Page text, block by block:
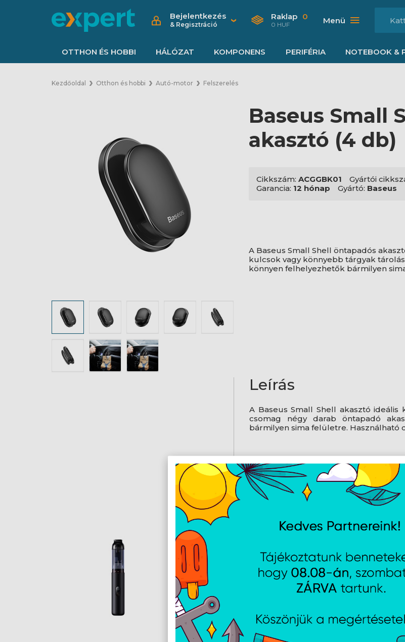
Bejelentkezés
& Regisztráció
Raklap 0
0 HUF Menü
OTTHON ÉS HOBBI HÁLÓZAT KOMPONENS PERIFÉRIA NOTEBOOK &
Kezdőoldal Otthon és hobbi Autó-motor Felszerelés
Baseus Small
akasztó (4 db)
Cikkszám: ACGGBK01 Gyártói
Garancia: 12 hónap Gyártó: Baseus
A Baseus Small Shell öntapadós
kulcsok vagy könnyebb tárgyak
könnyen felhelyezhetők bármilyen
Leírás
A Baseus Small Shell akasztó
csomag négy darab öntapadó
bármilyen sima felületre. Használható
AJÁNLATUNKBÓL